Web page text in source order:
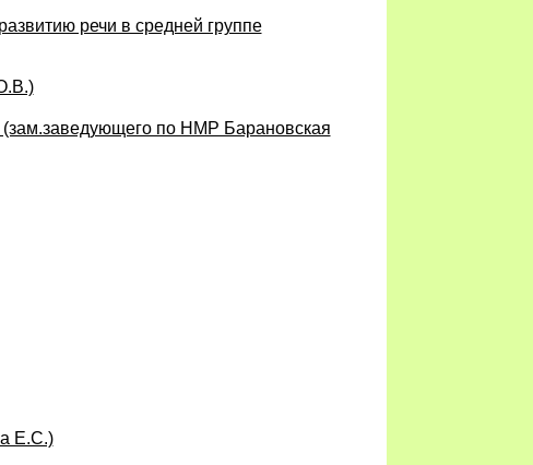
речи в средней группе
по НМР Барановская
Е.С.)